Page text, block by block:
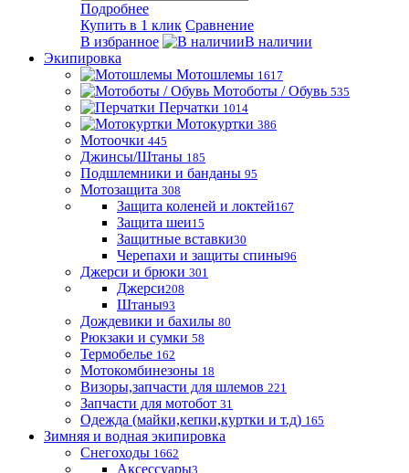
Подробнее
Купить в 1 клик Сравнение
В избранное
В наличии
Экипировка
Мотошлемы 1617
Мотоботы / Обувь 535
Перчатки 1014
Мотокуртки 386
Мотоочки 445
Джинсы/Штаны 185
Подшлемники и банданы 95
Мотозащита 308
Защита коленей и локтей167
Защита шеи15
Защитные вставки30
Черепахи и защиты спины96
Джерси и брюки 301
Джерси208
Штаны93
Дождевики и бахилы 80
Рюкзаки и сумки 58
Термобелье 162
Мотокомбинезоны 18
Визоры,запчасти для шлемов 221
Запчасти для мотобот 31
Одежда (майки,кепки,куртки и т.д) 165
Зимняя и водная экипировка
Снегоходы 1662
Аксессуары3